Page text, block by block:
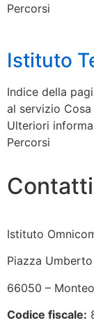
Percorsi
Istituto
Indice della
al servizio
Ulteriori
Percorsi
Contatti
Istituto
Piazza Umberto
66050 –
Codice fiscale: